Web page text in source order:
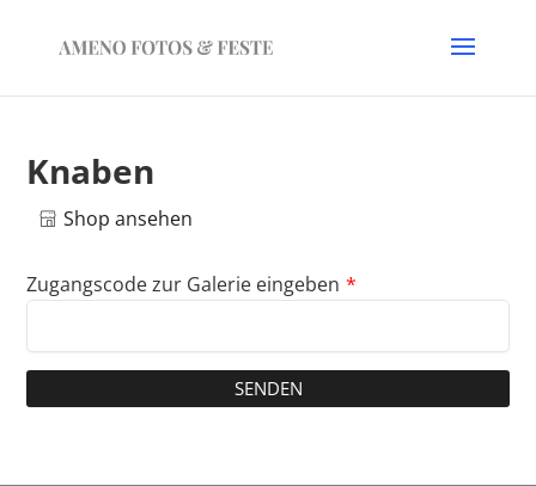
Knaben
Shop ansehen
Zugangscode zur Galerie eingeben *
SENDEN